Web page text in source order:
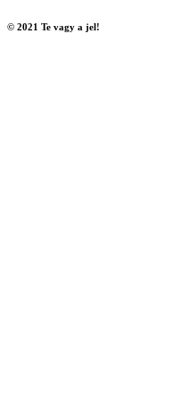
© 2021 Te vagy a jel!